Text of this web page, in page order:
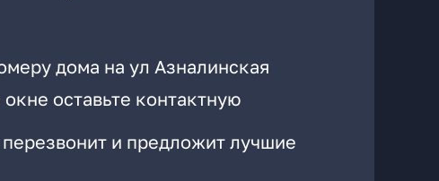
дома на ул Азналинская
оставьте контактную
и предложит лучшие